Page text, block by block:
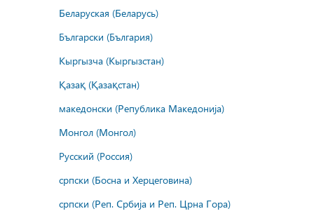
Беларуская (Беларусь)
Български (България)
Кыргызча (Кыргызстан)
Қазақ (Қазақстан)
македонски (Република Македонија)
Монгол (Монгол)
Русский (Россия)
српски (Босна и Херцеговина)
српски (Реп. Србија и Реп. Црна Гора)